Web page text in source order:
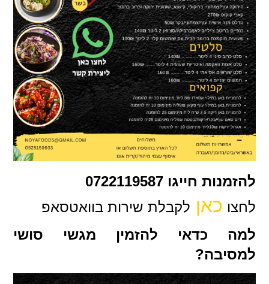
להזמנות חייגו 0722119587
לחצו כאן לקבלת שירות בוואטסאפ
למה כדאי להזמין מגשי סושי
למסיבה?